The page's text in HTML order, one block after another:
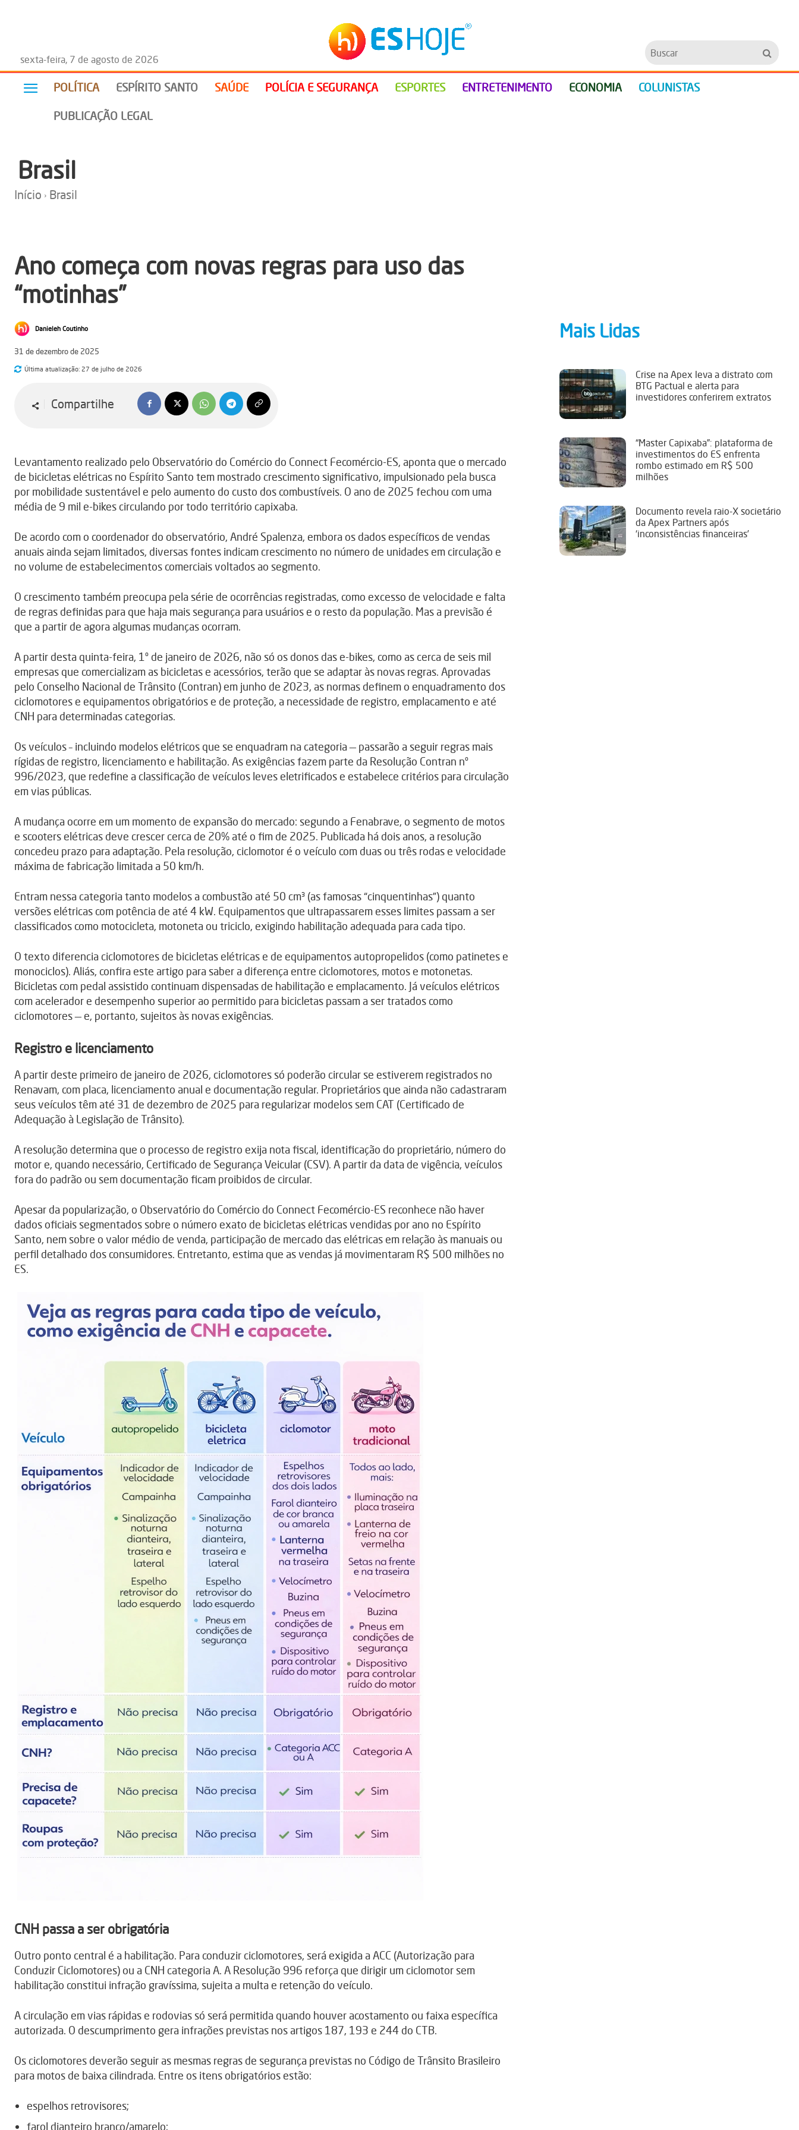
sexta-feira, 7 de agosto de 2026
Buscar
POLÍTICA ESPÍRITO SANTO SAÚDE POLÍCIA E SEGURANÇA ESPORTES ENTRETENIMENTO ECONOMIA COLUNISTAS
PUBLICAÇÃO LEGAL
Brasil
Início Brasil
Ano começa com novas regras para uso das
“motinhas”
Danieleh Coutinho
31 de dezembro de 2025
Última atualização: 27 de julho de 2026
Compartilhe
Levantamento realizado pelo Observatório do Comércio do Connect Fecomércio-ES, aponta que o mercado
de bicicletas elétricas no Espírito Santo tem mostrado crescimento significativo, impulsionado pela busca
por mobilidade sustentável e pelo aumento do custo dos combustíveis. O ano de 2025 fechou com uma
média de 9 mil e-bikes circulando por todo território capixaba.
De acordo com o coordenador do observatório, André Spalenza, embora os dados específicos de vendas
anuais ainda sejam limitados, diversas fontes indicam crescimento no número de unidades em circulação e
no volume de estabelecimentos comerciais voltados ao segmento.
O crescimento também preocupa pela série de ocorrências registradas, como excesso de velocidade e falta
de regras definidas para que haja mais segurança para usuários e o resto da população. Mas a previsão é
que a partir de agora algumas mudanças ocorram.
A partir desta quinta-feira, 1º de janeiro de 2026, não só os donos das e-bikes, como as cerca de seis mil
empresas que comercializam as bicicletas e acessórios, terão que se adaptar às novas regras. Aprovadas
pelo Conselho Nacional de Trânsito (Contran) em junho de 2023, as normas definem o enquadramento dos
ciclomotores e equipamentos obrigatórios e de proteção, a necessidade de registro, emplacamento e até
CNH para determinadas categorias.
Os veículos – incluindo modelos elétricos que se enquadram na categoria — passarão a seguir regras mais
rígidas de registro, licenciamento e habilitação. As exigências fazem parte da Resolução Contran nº
996/2023, que redefine a classificação de veículos leves eletrificados e estabelece critérios para circulação
em vias públicas.
A mudança ocorre em um momento de expansão do mercado: segundo a Fenabrave, o segmento de motos
e scooters elétricas deve crescer cerca de 20% até o fim de 2025. Publicada há dois anos, a resolução
concedeu prazo para adaptação. Pela resolução, ciclomotor é o veículo com duas ou três rodas e velocidade
máxima de fabricação limitada a 50 km/h.
Entram nessa categoria tanto modelos a combustão até 50 cm³ (as famosas “cinquentinhas”) quanto
versões elétricas com potência de até 4 kW. Equipamentos que ultrapassarem esses limites passam a ser
classificados como motocicleta, motoneta ou triciclo, exigindo habilitação adequada para cada tipo.
O texto diferencia ciclomotores de bicicletas elétricas e de equipamentos autopropelidos (como patinetes e
monociclos). Aliás, confira este artigo para saber a diferença entre ciclomotores, motos e motonetas.
Bicicletas com pedal assistido continuam dispensadas de habilitação e emplacamento. Já veículos elétricos
com acelerador e desempenho superior ao permitido para bicicletas passam a ser tratados como
ciclomotores — e, portanto, sujeitos às novas exigências.
Registro e licenciamento
A partir deste primeiro de janeiro de 2026, ciclomotores só poderão circular se estiverem registrados no
Renavam, com placa, licenciamento anual e documentação regular. Proprietários que ainda não cadastraram
seus veículos têm até 31 de dezembro de 2025 para regularizar modelos sem CAT (Certificado de
Adequação à Legislação de Trânsito).
A resolução determina que o processo de registro exija nota fiscal, identificação do proprietário, número do
motor e, quando necessário, Certificado de Segurança Veicular (CSV). A partir da data de vigência, veículos
fora do padrão ou sem documentação ficam proibidos de circular.
Apesar da popularização, o Observatório do Comércio do Connect Fecomércio-ES reconhece não haver
dados oficiais segmentados sobre o número exato de bicicletas elétricas vendidas por ano no Espírito
Santo, nem sobre o valor médio de venda, participação de mercado das elétricas em relação às manuais ou
perfil detalhado dos consumidores. Entretanto, estima que as vendas já movimentaram R$ 500 milhões no
ES.
CNH passa a ser obrigatória
Outro ponto central é a habilitação. Para conduzir ciclomotores, será exigida a ACC (Autorização para
Conduzir Ciclomotores) ou a CNH categoria A. A Resolução 996 reforça que dirigir um ciclomotor sem
habilitação constitui infração gravíssima, sujeita a multa e retenção do veículo.
A circulação em vias rápidas e rodovias só será permitida quando houver acostamento ou faixa específica
autorizada. O descumprimento gera infrações previstas nos artigos 187, 193 e 244 do CTB.
Os ciclomotores deverão seguir as mesmas regras de segurança previstas no Código de Trânsito Brasileiro
para motos de baixa cilindrada. Entre os itens obrigatórios estão:
espelhos retrovisores;
farol dianteiro branco/amarelo;
Mais Lidas
Crise na Apex leva a distrato com
BTG Pactual e alerta para
investidores conferirem extratos
“Master Capixaba”: plataforma de
investimentos do ES enfrenta
rombo estimado em R$ 500
milhões
Documento revela raio-X societário
da Apex Partners após
‘inconsistências financeiras’